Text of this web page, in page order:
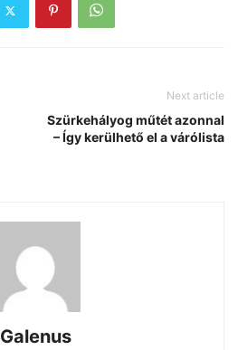
Next article
Szürkehályog műtét azonnal
– Így kerülhető el a várólista
Galenus